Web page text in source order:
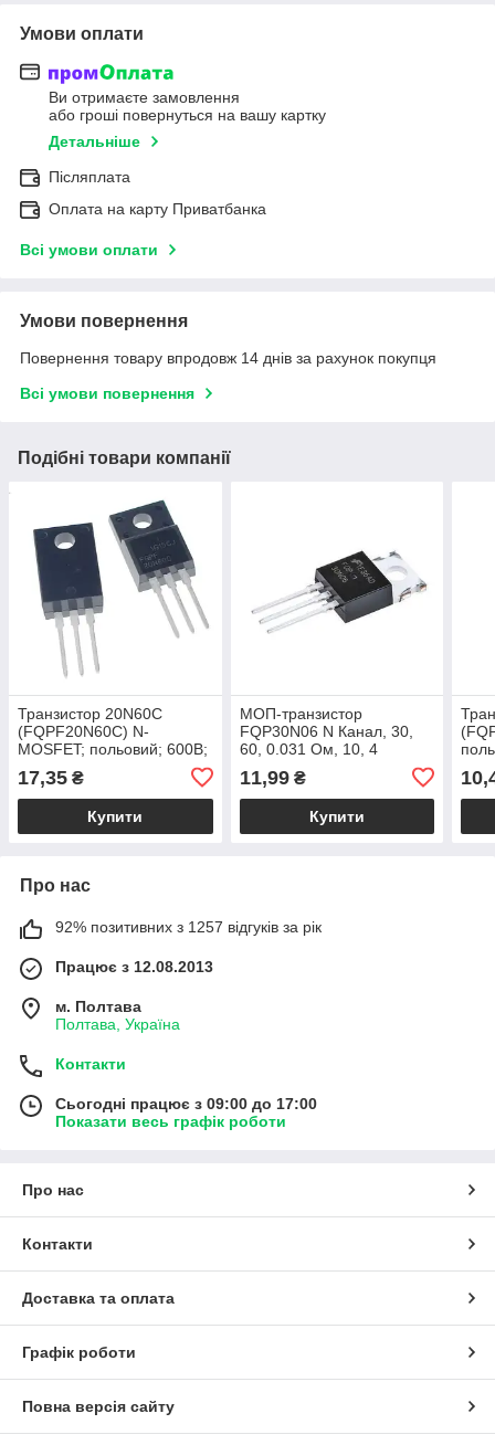
Умови оплати
Ви отримаєте замовлення
або гроші повернуться на вашу картку
Детальніше
Післяплата
Оплата на карту Приватбанка
Всі умови оплати
Умови повернення
Повернення товару впродовж 14 днів за рахунок покупця
Всі умови повернення
Подібні товари компанії
Транзистор 20N60C
(FQPF20N60C) N-
MOSFET; польовий; 600В;
17,35 ₴
Купити
МОП-транзистор
FQP30N06 N Канал, 30,
60, 0.031 Ом, 10, 4
11,99₴
Купити
Про нас
92% позитивних з 1257 відгуків за рік
Працює з 12.08.2013
м. Полтава
Полтава, Україна
Контакти
Сьогодні працює з 09:00 до 17:00
Показати весь графік роботи
Про нас
Контакти
Доставка та оплата
Графік роботи
Повна версія сайту